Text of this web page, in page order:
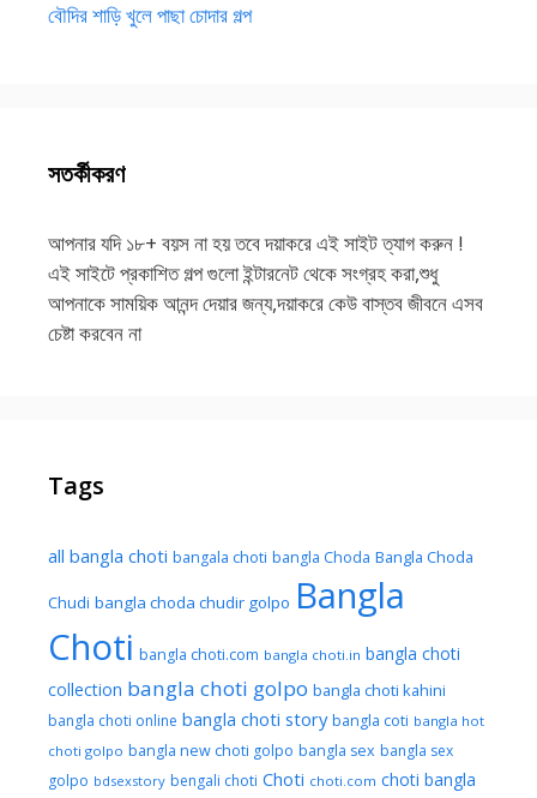
বৌদির শাড়ি খুলে পাছা চোদার গল্প
সতর্কীকরণ
আপনার যদি ১৮+ বয়স না হয় তবে দয়াকরে এই সাইট ত্যাগ করুন !
এই সাইটে প্রকাশিত গল্প গুলো ইন্টারনেট থেকে সংগ্রহ করা,শুধু
আপনাকে সাময়িক আনন্দ দেয়ার জন্য,দয়াকরে কেউ বাস্তব জীবনে এসব
চেষ্টা করবেন না
Tags
all bangla choti bangala choti bangla Choda Bangla Choda
Chudi bangla choda chudir golpo Bangla
Choti bangla choti.com bangla choti.in bangla choti
collection bangla choti golpo bangla choti kahini
bangla choti online bangla choti story bangla coti bangla hot
choti golpo bangla new choti golpo bangla sex bangla sex
golpo bdsexstory bengali choti Choti choti.com choti bangla